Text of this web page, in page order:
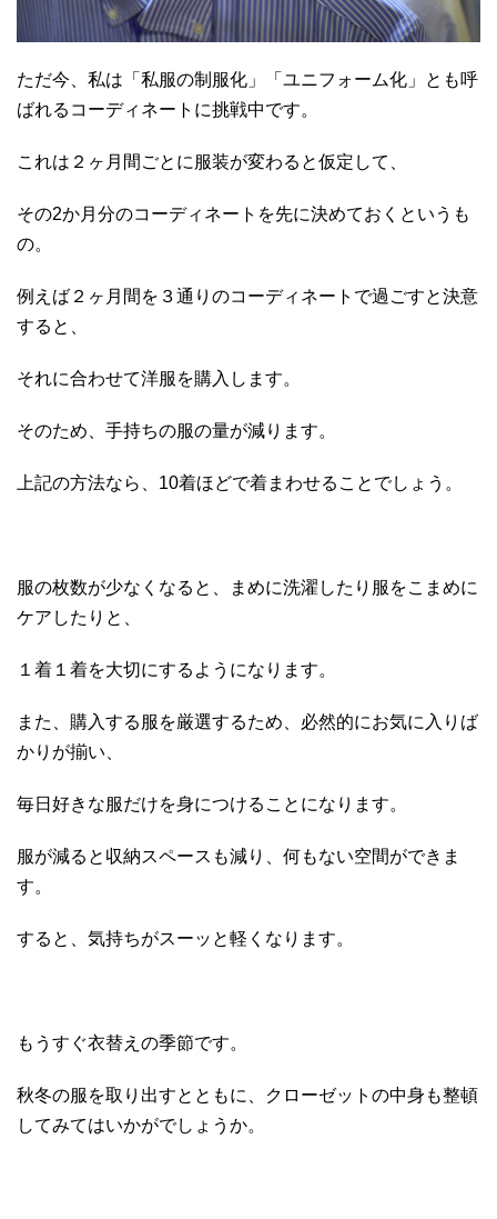
ただ今、私は「私服の制服化」「ユニフォーム化」とも呼
ばれるコーディネートに挑戦中です。
これは２ヶ月間ごとに服装が変わると仮定して、
その2か月分のコーディネートを先に決めておくというも
の。
例えば２ヶ月間を３通りのコーディネートで過ごすと決意
すると、
それに合わせて洋服を購入します。
そのため、手持ちの服の量が減ります。
上記の方法なら、10着ほどで着まわせることでしょう。
服の枚数が少なくなると、まめに洗濯したり服をこまめに
ケアしたりと、
１着１着を大切にするようになります。
また、購入する服を厳選するため、必然的にお気に入りば
かりが揃い、
毎日好きな服だけを身につけることになります。
服が減ると収納スペースも減り、何もない空間ができま
す。
すると、気持ちがスーッと軽くなります。
もうすぐ衣替えの季節です。
秋冬の服を取り出すとともに、クローゼットの中身も整頓
してみてはいかがでしょうか。